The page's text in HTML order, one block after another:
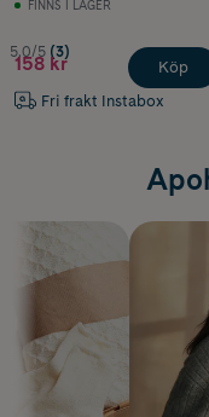
FINNS I LAGER
5.0/5 (3)
158 kr
Fri frakt Instabox
Köp